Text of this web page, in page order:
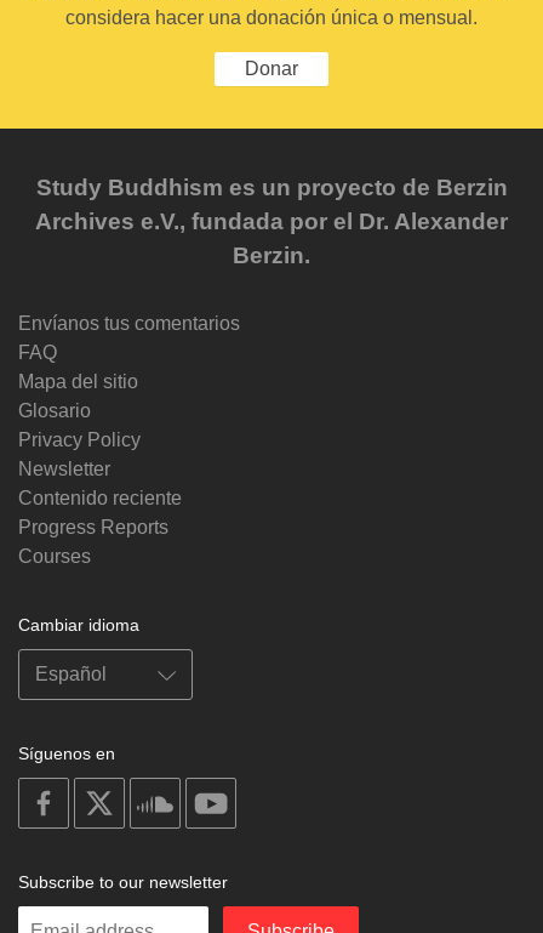
considera hacer una donación única o mensual.
Donar
Study Buddhism es un proyecto de Berzin
Archives e.V., fundada por el Dr. Alexander
Berzin.
Envíanos tus comentarios
FAQ
Mapa del sitio
Glosario
Privacy Policy
Newsletter
Contenido reciente
Progress Reports
Courses
Cambiar idioma
Síguenos en
on
facebook
soundcloud
Subscribe to our newsletter
Enter